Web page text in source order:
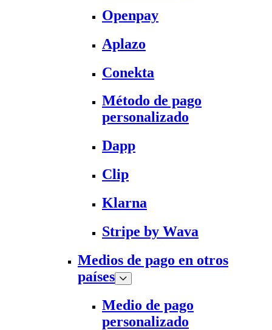
Openpay
Aplazo
Conekta
Método de pago
personalizado
Dapp
Clip
Klarna
Stripe by Wava
Medios de pago en otros
países
Medio de pago
personalizado